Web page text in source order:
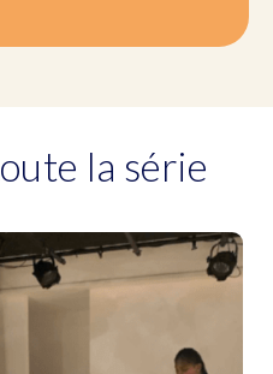
la série